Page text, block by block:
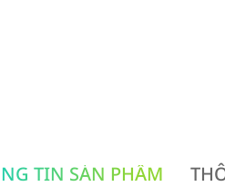
TIN SẢN PHẨM